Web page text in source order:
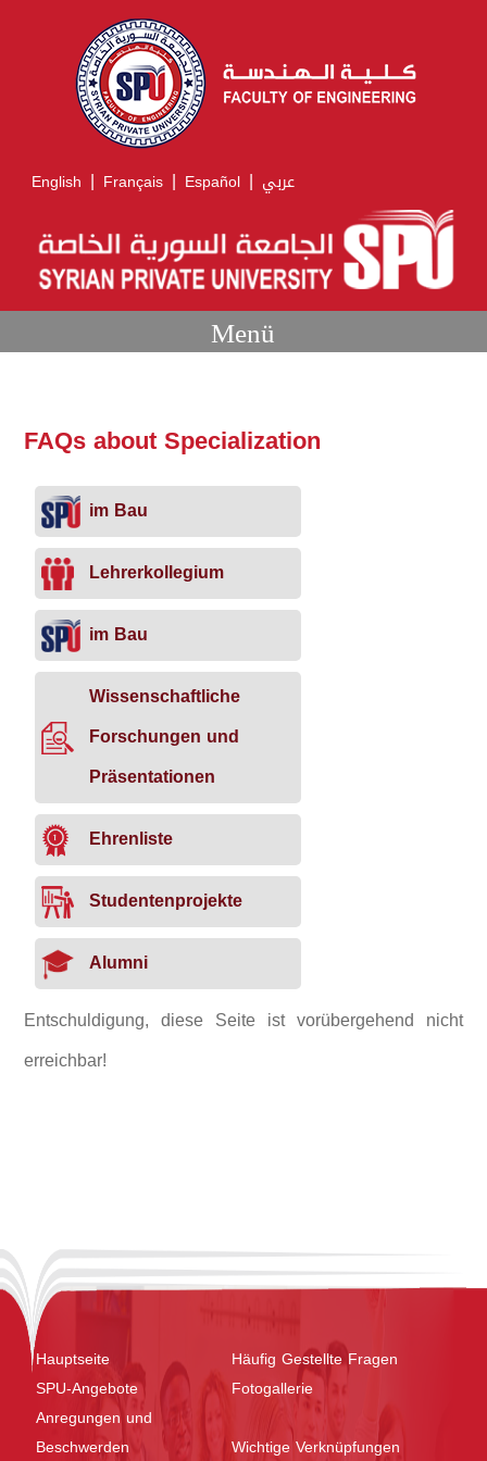
English | Français | Español | عربي
Menü
FAQs about Specialization
im Bau
Lehrerkollegium
im Bau
Wissenschaftliche
Forschungen und
Präsentationen
Ehrenliste
Studentenprojekte
Alumni
Entschuldigung, diese Seite ist vorübergehend nicht
erreichbar!
Hauptseite
Häufig Gestellte Fragen
SPU-Angebote
Fotogallerie
Anregungen und
Beschwerden
Wichtige Verknüpfungen